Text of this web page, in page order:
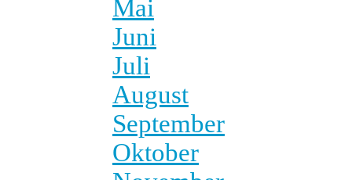
Mai
Juni
Juli
August
September
Oktober